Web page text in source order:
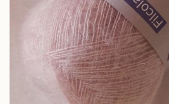
Cadeaubon